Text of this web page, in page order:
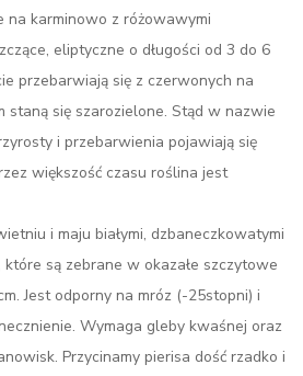
karminowo z różowawymi
eliptyczne o długości od 3 do 6
przebarwiają się z czerwonych na
staną się szarozielone. Stąd w nazwie
i przebarwienia pojawiają się
większość czasu roślina jest
i maju białymi, dzbaneczkowatymi
które są zebrane w okazałe szczytowe
Jest odporny na mróz (-25stopni) i
Wymaga gleby kwaśnej oraz
Przycinamy pierisa dość rzadko i